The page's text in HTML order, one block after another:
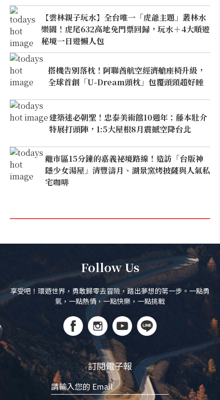
【雲林親子玩水】全台唯一「虎爺主題」叢林水
樂園！虎尾632高地免門票回歸，玩水＋4大順遊
秘境一日遊懶人包
搭機告別落枕！阿聯酋航空經濟艙座椅升級，
全球首創「U-Dream頭枕」包覆頭頸超好睡
建築迷必朝聖！忠泰美術館10週年：藤本壯介
特展打頭陣，1:5大屋根8月震撼空降台北
離市區15分鐘的嘉義祕境路線！造訪「台版神
隱少女湯屋」清豐濤月、湖景窯烤披薩與人氣私
宅咖啡
Follow Us
享受吧！環遊世界，勇敢歸零去冒險，踏出夢想的第一步。一點勇
氣，一點熱情，一點快樂，一點挑戰
訂閱電子報